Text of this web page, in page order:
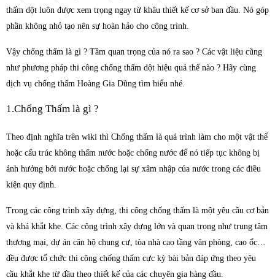
4. TOP 8 biện pháp thi công chống thấm hiệu quả nhất 2022
4.2. Phụ gia đổ bê tông
4.3. Phương pháp dùng màng
4.4. Bơm keo gốc Epoxy
4.5. Quét dung dịch
4.6. Trộn vữa chống thấm
4.7. Phương pháp dùng băng cản nước
Composite
6.TOP 8 vật liệu chống thấm hiệu quả nhất 2022
6.1. SIKATOP SEAL 107
thấm dột luôn được xem trọng ngay từ khâu thiết kế cơ sở ban đầu. Nó góp
phần không nhỏ tạo nên sự hoàn hảo cho công trình.
Vậy chống thấm là gì ? Tầm quan trọng của nó ra sao ? Các vật liệu cũng
như phương pháp thi công chống thấm dột hiệu quả thế nào ? Hãy cùng
dịch vụ chống thấm Hoàng Gia Dũng tìm hiểu nhé.
1.Chống Thấm là gì ?
Theo định nghĩa trên wiki thì Chống thấm là quá trình làm cho một vật thể
hoặc cấu trúc không thấm nước hoặc chống nước để nó tiếp tục không bị
ảnh hưởng bởi nước hoặc chống lại sự xâm nhập của nước trong các điều
kiện quy định.
Trong các công trình xây dựng, thi công chống thấm là một yêu cầu cơ bản
và khá khắt khe. Các công trình xây dựng lớn và quan trọng như trung tâm
thương mại, dự án căn hộ chung cư, tòa nhà cao tầng văn phòng, cao ốc…
đều được tổ chức thi công chống thấm cực kỳ bài bản đáp ứng theo yêu
cầu khắt khe từ đầu theo thiết kế của các chuyên gia hàng đầu.